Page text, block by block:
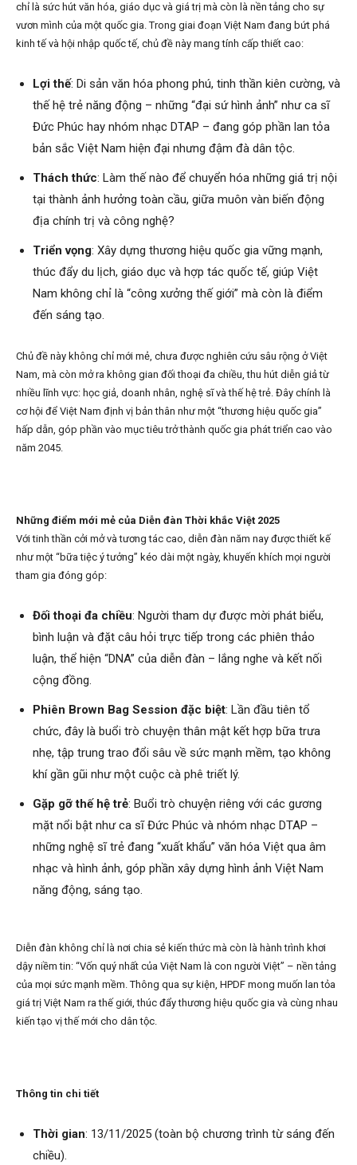
chỉ là sức hút văn hóa, giáo dục và giá trị mà còn là nền tảng cho sự
vươn mình của một quốc gia. Trong giai đoạn Việt Nam đang bứt phá
kinh tế và hội nhập quốc tế, chủ đề này mang tính cấp thiết cao:
Lợi thế: Di sản văn hóa phong phú, tinh thần kiên cường, và
thế hệ trẻ năng động – những “đại sứ hình ảnh” như ca sĩ
Đức Phúc hay nhóm nhạc DTAP – đang góp phần lan tỏa
bản sắc Việt Nam hiện đại nhưng đậm đà dân tộc.
Thách thức: Làm thế nào để chuyển hóa những giá trị nội
tại thành ảnh hưởng toàn cầu, giữa muôn vàn biến động
địa chính trị và công nghệ?
Triển vọng: Xây dựng thương hiệu quốc gia vững mạnh,
thúc đẩy du lịch, giáo dục và hợp tác quốc tế, giúp Việt
Nam không chỉ là “công xưởng thế giới” mà còn là điểm
đến sáng tạo.
Chủ đề này không chỉ mới mẻ, chưa được nghiên cứu sâu rộng ở Việt
Nam, mà còn mở ra không gian đối thoại đa chiều, thu hút diễn giả từ
nhiều lĩnh vực: học giả, doanh nhân, nghệ sĩ và thế hệ trẻ. Đây chính là
cơ hội để Việt Nam định vị bản thân như một “thương hiệu quốc gia”
hấp dẫn, góp phần vào mục tiêu trở thành quốc gia phát triển cao vào
năm 2045.
Những điểm mới mẻ của Diễn đàn Thời khắc Việt 2025
Với tinh thần cởi mở và tương tác cao, diễn đàn năm nay được thiết kế
như một “bữa tiệc ý tưởng” kéo dài một ngày, khuyến khích mọi người
tham gia đóng góp:
Đối thoại đa chiều: Người tham dự được mời phát biểu,
bình luận và đặt câu hỏi trực tiếp trong các phiên thảo
luận, thể hiện “DNA” của diễn đàn – lắng nghe và kết nối
cộng đồng.
Phiên Brown Bag Session đặc biệt: Lần đầu tiên tổ
chức, đây là buổi trò chuyện thân mật kết hợp bữa trưa
nhẹ, tập trung trao đổi sâu về sức mạnh mềm, tạo không
khí gần gũi như một cuộc cà phê triết lý.
Gặp gỡ thế hệ trẻ: Buổi trò chuyện riêng với các gương
mặt nổi bật như ca sĩ Đức Phúc và nhóm nhạc DTAP –
những nghệ sĩ trẻ đang “xuất khẩu” văn hóa Việt qua âm
nhạc và hình ảnh, góp phần xây dựng hình ảnh Việt Nam
năng động, sáng tạo.
Diễn đàn không chỉ là nơi chia sẻ kiến thức mà còn là hành trình khơi
dậy niềm tin: “Vốn quý nhất của Việt Nam là con người Việt” – nền tảng
của mọi sức mạnh mềm. Thông qua sự kiện, HPDF mong muốn lan tỏa
giá trị Việt Nam ra thế giới, thúc đẩy thương hiệu quốc gia và cùng nhau
kiến tạo vị thế mới cho dân tộc.
Thông tin chi tiết
Thời gian: 13/11/2025 (toàn bộ chương trình từ sáng đến
chiều).